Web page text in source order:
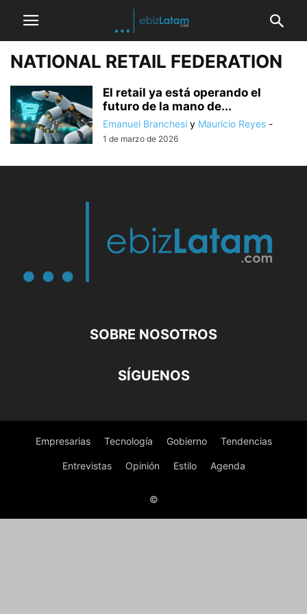
NATIONAL RETAIL FEDERATION
El retail ya está operando el
futuro de la mano de...
Emanuel Branchesi y Mauricio Reyes -
1 de marzo de 2026
SOBRE NOSOTROS
SÍGUENOS
Empresarias Tecnología Gobierno Tendencias
Entrevistas Opinión Estilo Agenda
©